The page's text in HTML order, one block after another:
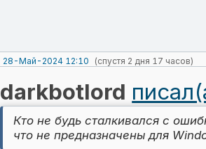
28-Май-2024 12:10 (спустя 2 дня 17 часов)
darkbotlord
Кто не будь сталкивался с
что не предназначены для